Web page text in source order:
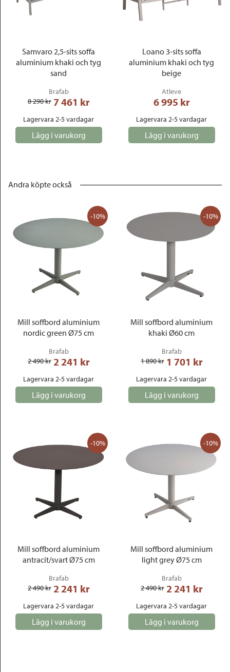
Samvaro 2,5-sits soffa
aluminium khaki och tyg
sand
Brafab
8 290 kr 7 461 kr
Lagervara 2-5 vardagar
Lägg i varukorg
Loano 3-sits soffa
aluminium khaki och tyg
beige
Atleve
6 995 kr
Lagervara 2-5 vardagar
Lägg i varukorg
Andra köpte också
-10%
Mill soffbord aluminium
nordic green Ø75 cm
Brafab
2 490 kr 2 241 kr
Lagervara 2-5 vardagar
Lägg i varukorg
-10%
Mill soffbord aluminium
khaki Ø60 cm
Brafab
1 890 kr 1 701 kr
Lagervara 2-5 vardagar
Lägg i varukorg
-10%
Mill soffbord aluminium
antracit/svart Ø75 cm
Brafab
2 490 kr 2 241 kr
Lagervara 2-5 vardagar
Lägg i varukorg
-10%
Mill soffbord aluminium
light grey Ø75 cm
Brafab
2 490 kr 2 241 kr
Lagervara 2-5 vardagar
Lägg i varukorg